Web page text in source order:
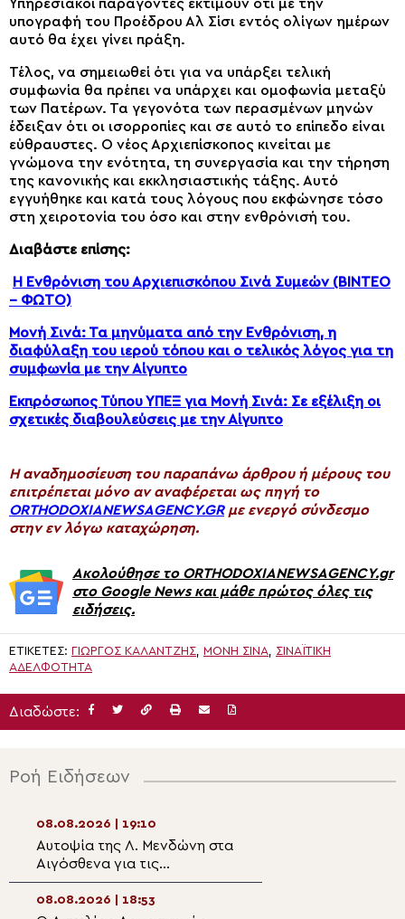
Υπηρεσιακοί παράγοντες εκτιμούν ότι με την
υπογραφή του Προέδρου Αλ Σίσι εντός ολίγων ημέρων
αυτό θα έχει γίνει πράξη.
Τέλος, να σημειωθεί ότι για να υπάρξει τελική
συμφωνία θα πρέπει να υπάρχει και ομοφωνία μεταξύ
των Πατέρων. Τα γεγονότα των περασμένων μηνών
έδειξαν ότι οι ισορροπίες και σε αυτό το επίπεδο είναι
εύθραυστες. Ο νέος Αρχιεπίσκοπος κινείται με
γνώμονα την ενότητα, τη συνεργασία και την τήρηση
της κανονικής και εκκλησιαστικής τάξης. Αυτό
εγγυήθηκε και κατά τους λόγους που εκφώνησε τόσο
στη χειροτονία του όσο και στην ενθρόνισή του.
Διαβάστε επίσης:
Η Ενθρόνιση του Αρχιεπισκόπου Σινά Συμεών (ΒΙΝΤΕΟ
– ΦΩΤΟ)
Μονή Σινά: Τα μηνύματα από την Ενθρόνιση, η
διαφύλαξη του ιερού τόπου και ο τελικός λόγος για τη
συμφωνία με την Αίγυπτο
Εκπρόσωπος Τύπου ΥΠΕΞ για Μονή Σινά: Σε εξέλιξη οι
σχετικές διαβουλεύσεις με την Αίγυπτο
H αναδημοσίευση του παραπάνω άρθρου ή μέρους του
επιτρέπεται μόνο αν αναφέρεται ως πηγή το
ORTHODOXIANEWSAGENCY.GRμε ενεργό σύνδεσμο
στην εν λόγω καταχώρηση.
Ακολούθησε το ORTHODOXIANEWSAGENCY.gr
στο Google News και μάθε πρώτος όλες τις
ειδήσεις.
ΕΤΙΚΈΤΕΣ: ΓΙΏΡΓΟΣ ΚΑΛΑΝΤΖΉΣ, ΜΟΝΉ ΣΙΝΆ, ΣΙΝΑΪΤΙΚΉ
ΑΔΕΛΦΌΤΗΤΑ
Διαδώστε:
Ροή Ειδήσεων
08.08.2026 | 19:10
Αυτοψία της Λ. Μενδώνη στα
Αιγόσθενα για τις
επιπτώσεις της πυρκαγιάς
08.08.2026 | 18:53